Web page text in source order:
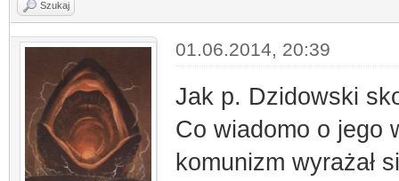
Szukaj
01.06.2014, 20:39
Jak p. Dzidowski
Co wiadomo o jego
komunizm wyrażał